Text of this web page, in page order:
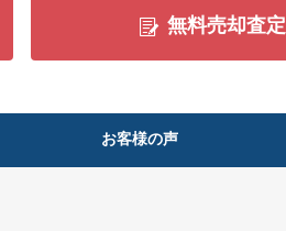
無料売却査定
お客様の声